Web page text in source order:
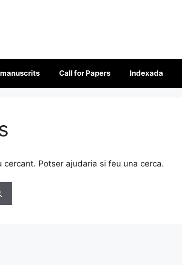
Call for Papers Indexada
Potser ajudaria si feu una cerca.